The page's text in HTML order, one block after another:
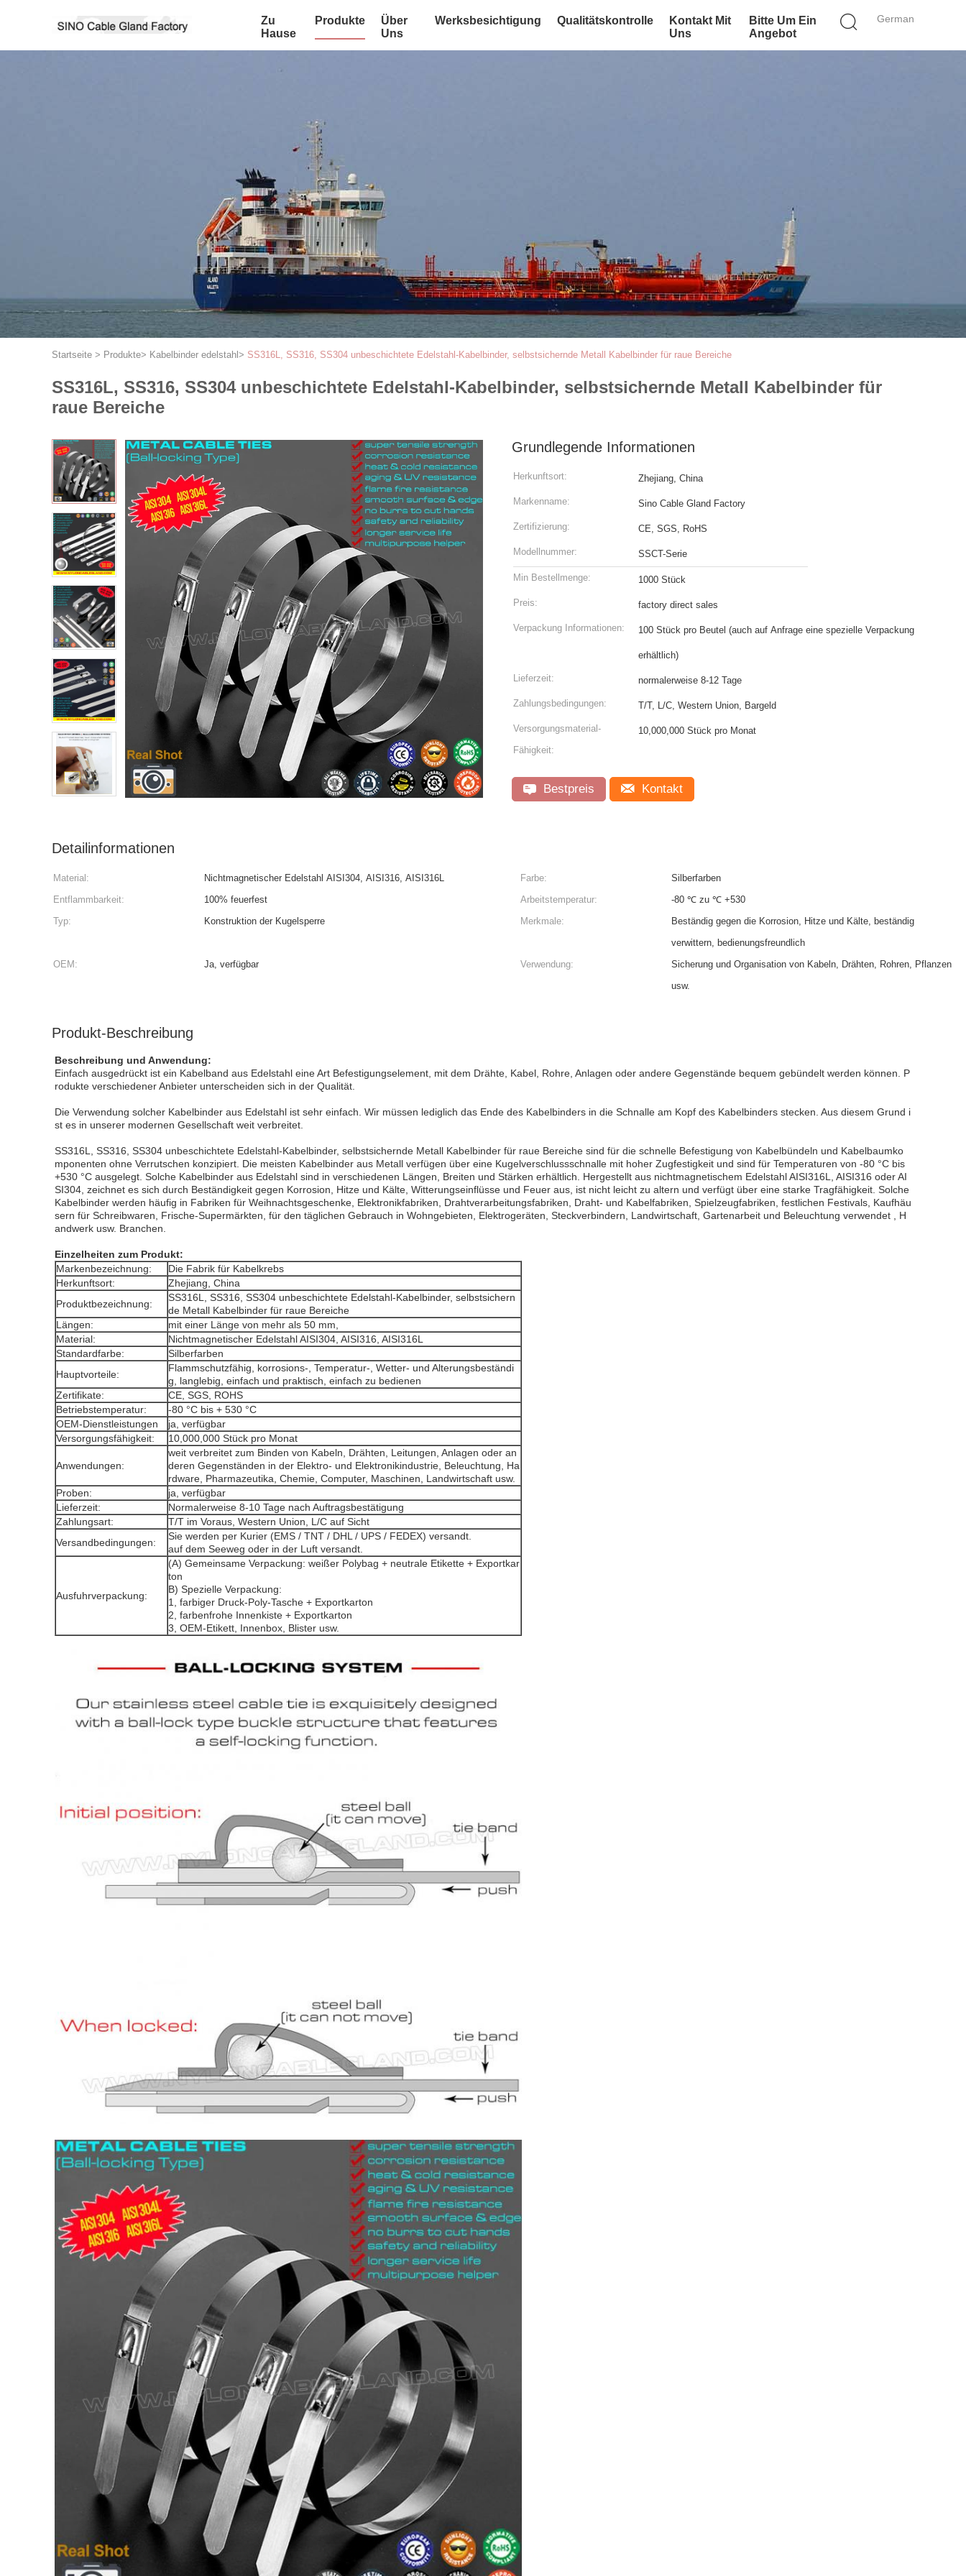
German
Zu
Hause
Produkte
Über
Uns
Werksbesichtigung Qualitätskontrolle
Kontakt Mit
Uns
Bitte Um Ein
Angebot
Startseite > Produkte> Kabelbinder edelstahl > SS316L, SS316, SS304 unbeschichtete Edelstahl-Kabelbinder, selbstsichernde Metall Kabelbinder für raue Bereiche
SS316L, SS316, SS304 unbeschichtete Edelstahl-Kabelbinder, selbstsichernde Metall Kabelbinder für
raue Bereiche
Grundlegende Informationen
Herkunftsort: Zhejiang, China
Markenname: Sino Cable Gland Factory
Zertifizierung: CE, SGS, RoHS
Modellnummer: SSCT-Serie
Min Bestellmenge: 1000 Stück
Preis: factory direct sales
Verpackung Informationen: 100 Stück pro Beutel (auch auf Anfrage eine spezielle Verpackung
erhältlich)
Lieferzeit: normalerweise 8-12 Tage
Zahlungsbedingungen: T/T, L/C, Western Union, Bargeld
Versorgungsmaterial-
Fähigkeit:
10,000,000 Stück pro Monat
Bestpreis Kontakt
Detailinformationen
Material: Nichtmagnetischer Edelstahl AISI304, AISI316, AISI316L Farbe:
Silberfarben
Entflammbarkeit:
100% feuerfest Arbeitstemperatur:
-80 ℃ zu ℃ +530
Typ:
Konstruktion der Kugelsperre Merkmale:
Beständig gegen die Korrosion, Hitze und Kälte, beständig
verwittern, bedienungsfreundlich
OEM:
Ja, verfügbar Verwendung:
Sicherung und Organisation von Kabeln, Drähten, Rohren, Pflanzen
usw.
Produkt-Beschreibung
Beschreibung und Anwendung:
Einfach ausgedrückt ist ein Kabelband aus Edelstahl eine Art Befestigungselement, mit dem Drähte, Kabel, Rohre, Anlagen oder andere Gegenstände bequem gebündelt werden können. P
rodukte verschiedener Anbieter unterscheiden sich in der Qualität.
Die Verwendung solcher Kabelbinder aus Edelstahl ist sehr einfach. Wir müssen lediglich das Ende des Kabelbinders in die Schnalle am Kopf des Kabelbinders stecken. Aus diesem Grund i
st es in unserer modernen Gesellschaft weit verbreitet.
SS316L, SS316, SS304 unbeschichtete Edelstahl-Kabelbinder, selbstsichernde Metall Kabelbinder für raue Bereiche sind für die schnelle Befestigung von Kabelbündeln und Kabelbaumko
mponenten ohne Verrutschen konzipiert. Die meisten Kabelbinder aus Metall verfügen über eine Kugelverschlussschnalle mit hoher Zugfestigkeit und sind für Temperaturen von -80 °C bis
+530 °C ausgelegt. Solche Kabelbinder aus Edelstahl sind in verschiedenen Längen, Breiten und Stärken erhältlich. Hergestellt aus nichtmagnetischem Edelstahl AISI316L, AISI316 oder AI
SI304, zeichnet es sich durch Beständigkeit gegen Korrosion, Hitze und Kälte, Witterungseinflüsse und Feuer aus, ist nicht leicht zu altern und verfügt über eine starke Tragfähigkeit. Solche
Kabelbinder werden häufig in Fabriken für Weihnachtsgeschenke, Elektronikfabriken, Drahtverarbeitungsfabriken, Draht- und Kabelfabriken, Spielzeugfabriken, festlichen Festivals, Kaufhäu
sern für Schreibwaren, Frische-Supermärkten, für den täglichen Gebrauch in Wohngebieten, Elektrogeräten, Steckverbindern, Landwirtschaft, Gartenarbeit und Beleuchtung verwendet , H
andwerk usw. Branchen.
Einzelheiten zum Produkt:
Markenbezeichnung:
Die Fabrik für Kabelkrebs
Herkunftsort:
Zhejiang, China
Produktbezeichnung:
SS316L, SS316, SS304 unbeschichtete Edelstahl-Kabelbinder, selbstsichern
de Metall Kabelbinder für raue Bereiche
Längen:
mit einer Länge von mehr als 50 mm,
Material:
Nichtmagnetischer Edelstahl AISI304, AISI316, AISI316L
Standardfarbe:
Silberfarben
Hauptvorteile:
Flammschutzfähig, korrosions-, Temperatur-, Wetter- und Alterungsbeständi
g, langlebig, einfach und praktisch, einfach zu bedienen
Zertifikate:
CE, SGS, ROHS
Betriebstemperatur:
-80 °C bis + 530 °C
OEM-Dienstleistungen
ja, verfügbar
Versorgungsfähigkeit:
10,000,000 Stück pro Monat
Anwendungen:
weit verbreitet zum Binden von Kabeln, Drähten, Leitungen, Anlagen oder an
deren Gegenständen in der Elektro- und Elektronikindustrie, Beleuchtung, Ha
rdware, Pharmazeutika, Chemie, Computer, Maschinen, Landwirtschaft usw.
Proben:
ja, verfügbar
Lieferzeit:
Normalerweise 8-10 Tage nach Auftragsbestätigung
Zahlungsart:
T/T im Voraus, Western Union, L/C auf Sicht
Versandbedingungen:
Sie werden per Kurier (EMS / TNT / DHL / UPS / FEDEX) versandt.
auf dem Seeweg oder in der Luft versandt.
Ausfuhrverpackung:
(A) Gemeinsame Verpackung: weißer Polybag + neutrale Etikette + Exportkar
ton
B) Spezielle Verpackung:
1, farbiger Druck-Poly-Tasche + Exportkarton
2, farbenfrohe Innenkiste + Exportkarton
3, OEM-Etikett, Innenbox, Blister usw.